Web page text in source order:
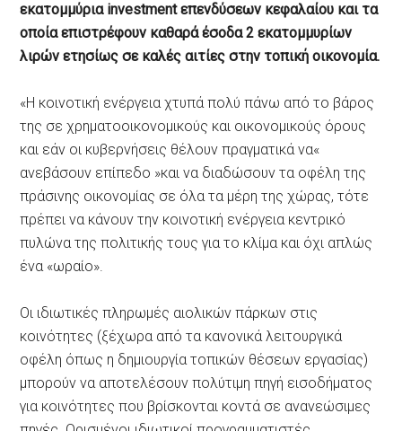
εκατομμύρια investment επενδύσεων κεφαλαίου και τα
οποία επιστρέφουν καθαρά έσοδα 2 εκατομμυρίων
λιρών ετησίως σε καλές αιτίες στην τοπική οικονομία.
«Η κοινοτική ενέργεια χτυπά πολύ πάνω από το βάρος
της σε χρηματοοικονομικούς και οικονομικούς όρους
και εάν οι κυβερνήσεις θέλουν πραγματικά να«
ανεβάσουν επίπεδο »και να διαδώσουν τα οφέλη της
πράσινης οικονομίας σε όλα τα μέρη της χώρας, τότε
πρέπει να κάνουν την κοινοτική ενέργεια κεντρικό
πυλώνα της πολιτικής τους για το κλίμα και όχι απλώς
ένα «ωραίο».
Οι ιδιωτικές πληρωμές αιολικών πάρκων στις
κοινότητες (ξέχωρα από τα κανονικά λειτουργικά
οφέλη όπως η δημιουργία τοπικών θέσεων εργασίας)
μπορούν να αποτελέσουν πολύτιμη πηγή εισοδήματος
για κοινότητες που βρίσκονται κοντά σε ανανεώσιμες